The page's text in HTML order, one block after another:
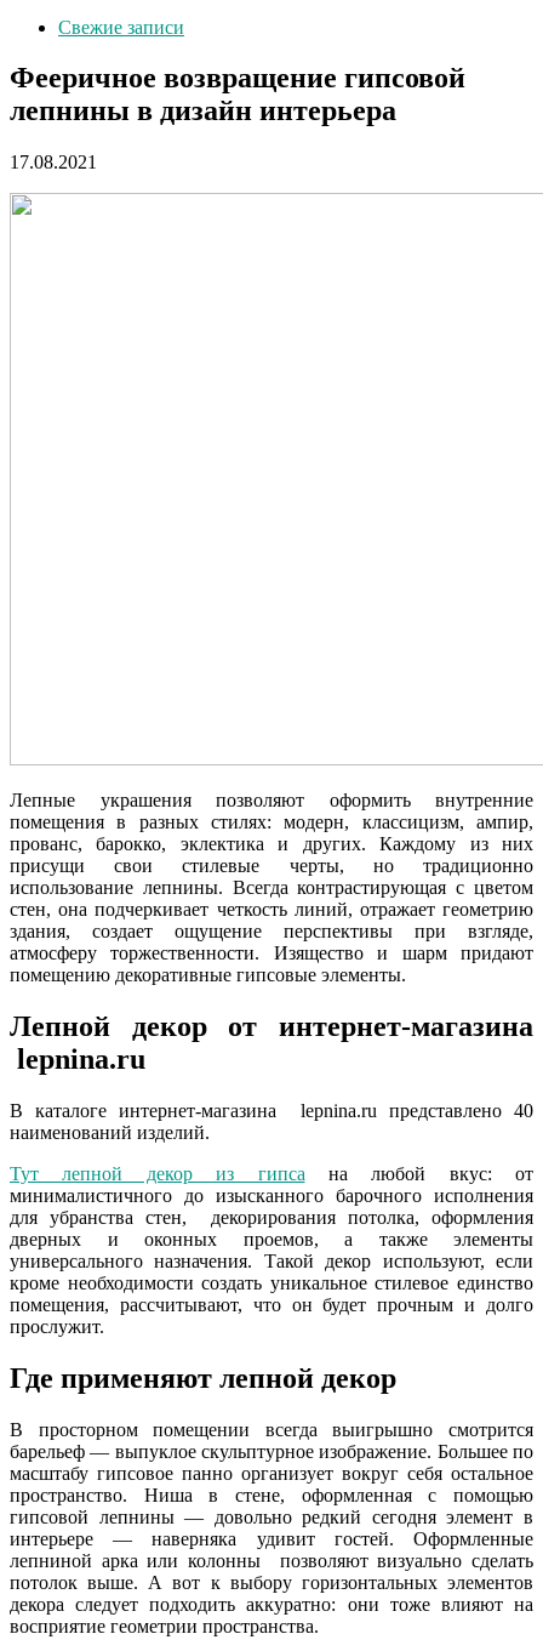
Свежие записи
Фееричное возвращение гипсовой
лепнины в дизайн интерьера
17.08.2021
Лепные украшения позволяют оформить внутренние
помещения в разных стилях: модерн, классицизм, ампир,
прованс, барокко, эклектика и других. Каждому из них
присущи свои стилевые черты, но традиционно
использование лепнины. Всегда контрастирующая с цветом
стен, она подчеркивает четкость линий, отражает геометрию
здания, создает ощущение перспективы при взгляде,
атмосферу торжественности. Изящество и шарм придают
помещению декоративные гипсовые элементы.
Лепной декор от интернет-магазина
lepnina.ru
В каталоге интернет-магазина lepnina.ru представлено 40
наименований изделий.
Тут лепной декор из гипса на любой вкус: от
минималистичного до изысканного барочного исполнения
для убранства стен, декорирования потолка, оформления
дверных и оконных проемов, а также элементы
универсального назначения. Такой декор используют, если
кроме необходимости создать уникальное стилевое единство
помещения, рассчитывают, что он будет прочным и долго
прослужит.
Где применяют лепной декор
В просторном помещении всегда выигрышно смотрится
барельеф — выпуклое скульптурное изображение. Большее по
масштабу гипсовое панно организует вокруг себя остальное
пространство. Ниша в стене, оформленная с помощью
гипсовой лепнины — довольно редкий сегодня элемент в
интерьере — наверняка удивит гостей. Оформленные
лепниной арка или колонны позволяют визуально сделать
потолок выше. А вот к выбору горизонтальных элементов
декора следует подходить аккуратно: они тоже влияют на
восприятие геометрии пространства.